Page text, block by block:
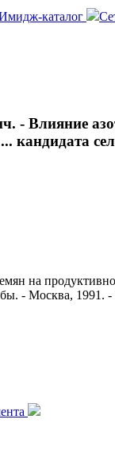
каталог
- Влияние
кандидата
на
- Москва, 1991. -